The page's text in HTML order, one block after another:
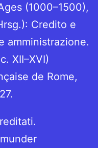
(1000–1500),
Credito e
amministrazione.
XII–XVI)
de Rome,